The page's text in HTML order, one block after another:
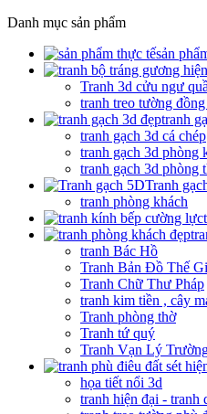
Danh mục sản phẩm
sản
Tranh 3d cửu ngư
tranh treo tường
tranh
tranh gạch 3d cá chép
tranh gạch 3d phòng
tranh gạch 3d phòng
Tranh
tranh phòng khách
tranh Bác Hồ
Tranh Bản Đồ Thế
Tranh Chữ Thư Pháp
tranh kim tiền , cây
Tranh phòng thờ
Tranh tứ quý
Tranh Vạn Lý
họa tiết nổi 3d
tranh hiện đại - tranh